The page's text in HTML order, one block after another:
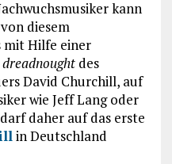
kann
diesem
mit Hilfe einer
des
David Churchill, auf
wie Jeff Lang oder
daher auf das erste
in Deutschland